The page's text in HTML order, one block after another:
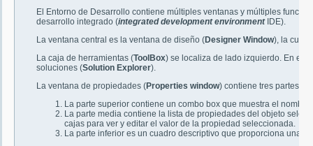
El Entorno de Desarrollo contiene múltiples ventanas y múltiples
desarrollo integrado (integrated development environmentIDE).
La ventana central es la ventana de diseño (Designer Window), la cual
La caja de herramientas (ToolBox) se localiza de lado izquierdo. En el
soluciones (Solution Explorer).
La ventana de propiedades (Properties window) contiene tres partes:
La parte superior contiene un combo box que muestra el
La parte media contiene la lista de propiedades del objeto
cajas para ver y editar el valor de la propiedad seleccionada.
La parte inferior es un cuadro descriptivo que proporciona una